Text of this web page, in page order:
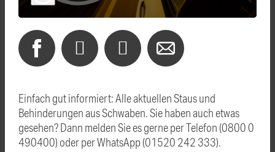
Einfach gut informiert: Alle aktuellen Staus und
Behinderungen aus Schwaben. Sie haben auch etwas
gesehen? Dann melden Sie es gerne per Telefon (0800 0
490400) oder per WhatsApp (01520 242 333).